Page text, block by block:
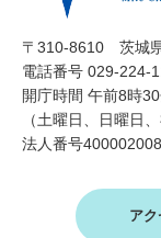
〒310-8610 茨城
電話番号 029-224-
開庁時間 午前8時
（土曜日、日曜日
法人番号
アク